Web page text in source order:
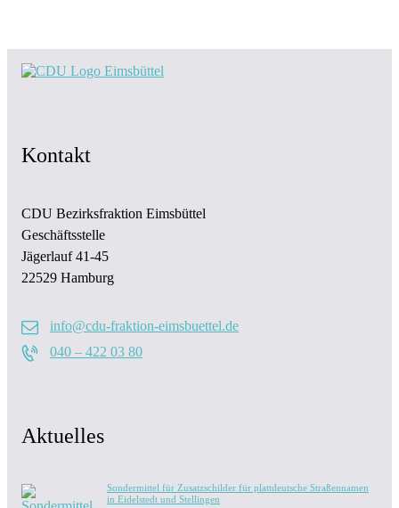
Kontakt
CDU Bezirksfraktion Eimsbüttel
Geschäftsstelle
Jägerlauf 41-45
22529 Hamburg
info@cdu-fraktion-eimsbuettel.de
040 – 422 03 80
Aktuelles
Sondermittel für Zusatzschilder für plattdeutsche Straßennamen
in Eidelstedt und Stellingen